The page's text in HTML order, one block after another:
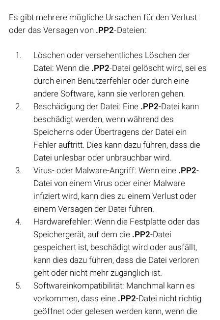
Es gibt mehrere mögliche Ursachen für den Verlust
oder das Versagen von .PP2-Dateien:
Löschen oder versehentliches Löschen der
Datei: Wenn die .PP2-Datei gelöscht wird, sei es
durch einen Benutzerfehler oder durch eine
andere Software, kann sie verloren gehen.
Beschädigung der Datei: Eine .PP2-Datei kann
beschädigt werden, wenn während des
Speicherns oder Übertragens der Datei ein
Fehler auftritt. Dies kann dazu führen, dass die
Datei unlesbar oder unbrauchbar wird.
Virus- oder Malware-Angriff: Wenn eine .PP2-
Datei von einem Virus oder einer Malware
infiziert wird, kann dies zu einem Verlust oder
einem Versagen der Datei führen.
Hardwarefehler: Wenn die Festplatte oder das
Speichergerät, auf dem die .PP2-Datei
gespeichert ist, beschädigt wird oder ausfällt,
kann dies dazu führen, dass die Datei verloren
geht oder nicht mehr zugänglich ist.
Softwareinkompatibilität: Manchmal kann es
vorkommen, dass eine .PP2-Datei nicht richtig
geöffnet oder gelesen werden kann, wenn die